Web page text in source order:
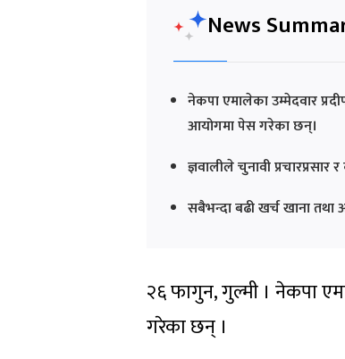
News
नेकपा एमालेका उम्मेदवार
आयोगमा पेस गरेका छन्।
ज्ञवालीले चुनावी
सबैभन्दा बढी खर्च खाना
२६ फागुन, गुल्मी । नेकपा
गरेका छन् ।